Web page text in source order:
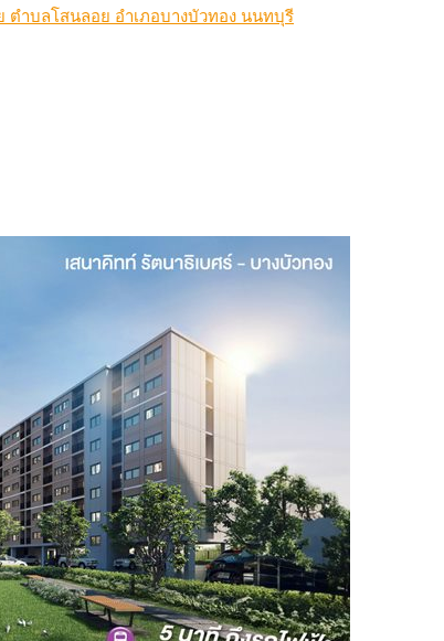
ตำบลโสนลอย อำเภอบางบัวทอง นนทบุรี